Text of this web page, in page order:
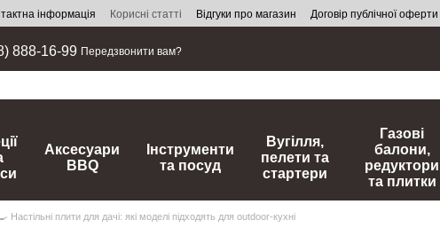
інформація Корисні статті Відгуки про магазин Договір публічної оферти
888-16-99 Передзвонити вам?
Аксесуари
BBQ
Інструменти
та посуд
Вугілля,
пелети та
стартери
Газові
балони,
редуктори
та плитки
Настільні плити для дачі: які моделі підходять для outdoor-кухні